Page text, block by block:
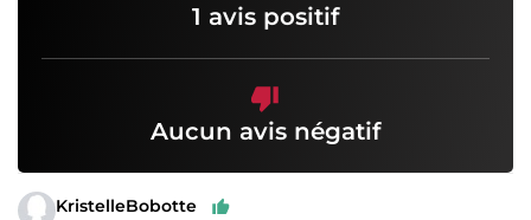
1 avis positif
Aucun avis négatif
KristelleBobotte